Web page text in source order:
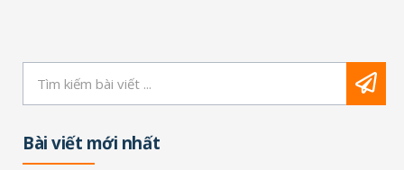
Bài viết mới nhất